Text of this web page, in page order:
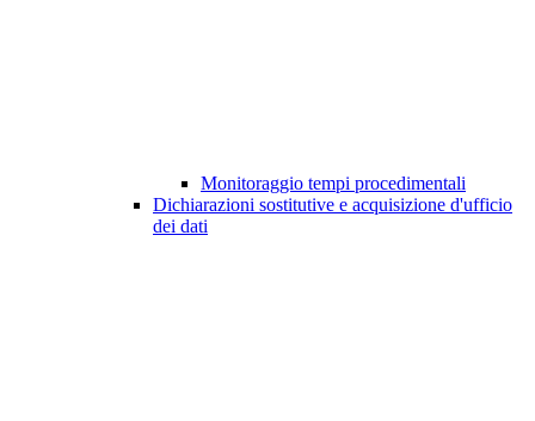
Monitoraggio tempi procedimentali
Dichiarazioni sostitutive e acquisizione d'ufficio
dei dati